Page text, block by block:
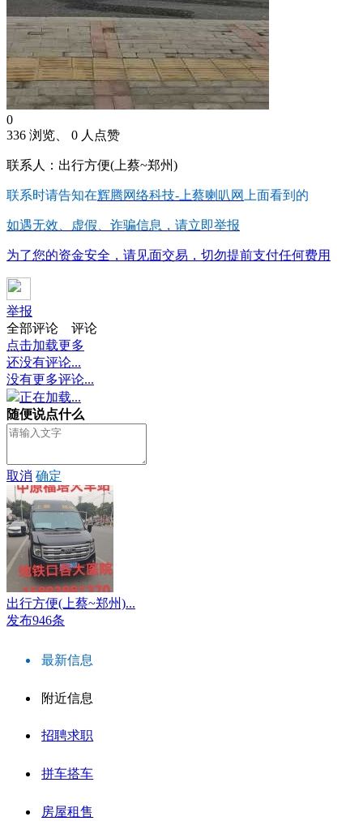
0
336 浏览、 0 人点赞
联系人：出行方便(上蔡~郑州)
联系时请告知在辉腾网络科技-上蔡喇叭网 上面看到的
如遇无效、虚假、诈骗信息，请立即举报
为了您的资金安全，请见面交易，切勿提前支付任何费用
举报
全部评论
评论
点击加载更多
还没有评论...
没有更多评论...
正在加载...
随便说点什么
取消 确定
出行方便(上蔡~郑州)...
发布946条
最新信息
附近信息
招聘求职
拼车搭车
房屋租售